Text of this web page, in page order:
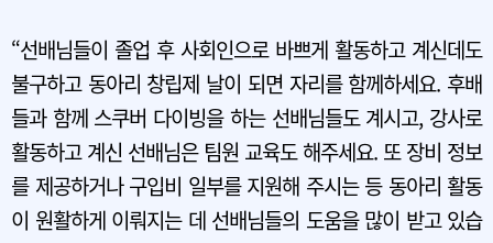
“선배님들이 졸업 후 사회인으로 바쁘게 활동하고 계신데도
불구하고 동아리 창립제 날이 되면 자리를 함께하세요. 후배
들과 함께 스쿠버 다이빙을 하는 선배님들도 계시고, 강사로
활동하고 계신 선배님은 팀원 교육도 해주세요. 또 장비 정보
를 제공하거나 구입비 일부를 지원해 주시는 등 동아리 활동
이 원활하게 이뤄지는 데 선배님들의 도움을 많이 받고 있습